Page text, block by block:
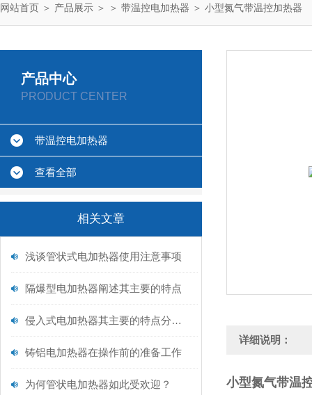
网站首页 ＞ 产品展示 ＞ ＞ 带温控电加热器 ＞ 小型氮气带温控加热器
产品中心
PRODUCT CENTER
带温控电加热器
查看全部
相关文章
浅谈管状式电加热器使用注意事项
隔爆型电加热器阐述其主要的特点
侵入式电加热器其主要的特点分别是什么？
铸铝电加热器在操作前的准备工作
为何管状电加热器如此受欢迎？
详细说明：
小型氮气带温